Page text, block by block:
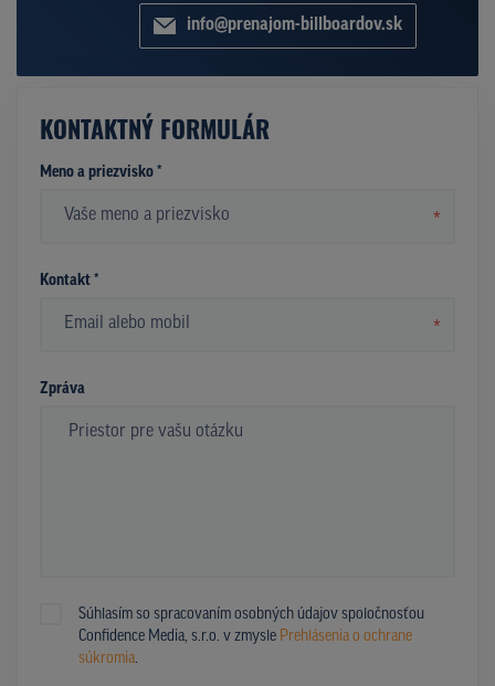
info@prenajom-billboardov.sk
KONTAKTNÝ FORMULÁR
Meno a priezvisko *
*
Kontakt *
*
Zpráva
Súhlasím so spracovaním osobných údajov spoločnosťou
Confidence Media, s.r.o. v zmysle Prehlásenia o ochrane
súkromia.